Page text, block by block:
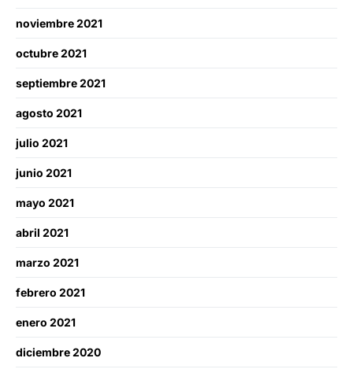
noviembre 2021
octubre 2021
septiembre 2021
agosto 2021
julio 2021
junio 2021
mayo 2021
abril 2021
marzo 2021
febrero 2021
enero 2021
diciembre 2020